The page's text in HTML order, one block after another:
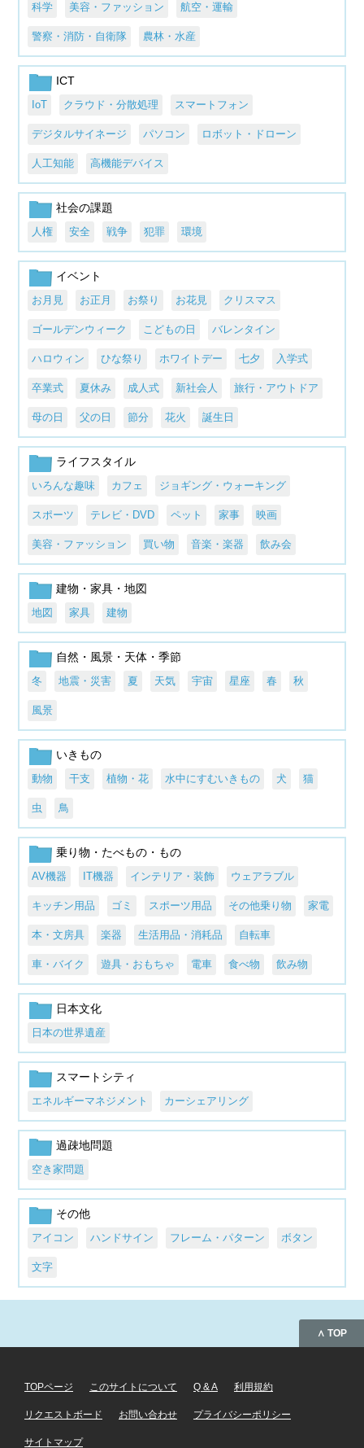
科学 美容・ファッション 航空・運輸
警察・消防・自衛隊 農林・水産
ICT
IoT クラウド・分散処理 スマートフォン
デジタルサイネージ パソコン ロボット・ドローン
人工知能 高機能デバイス
社会の課題
人権 安全 戦争 犯罪 環境
イベント
お月見 お正月 お祭り お花見 クリスマス
ゴールデンウィーク こどもの日 バレンタイン
ハロウィン ひな祭り ホワイトデー 七夕 入学式
卒業式 夏休み 成人式 新社会人 旅行・アウトドア
母の日 父の日 節分 花火 誕生日
ライフスタイル
いろんな趣味 カフェ ジョギング・ウォーキング
スポーツ テレビ・DVD ペット 家事 映画
美容・ファッション 買い物 音楽・楽器 飲み会
建物・家具・地図
地図 家具 建物
自然・風景・天体・季節
冬 地震・災害 夏 天気 宇宙 星座 春 秋
風景
いきもの
動物 干支 植物・花 水中にすむいきもの 犬 猫
虫 鳥
乗り物・たべもの・もの
AV機器 IT機器 インテリア・装飾 ウェアラブル
キッチン用品 ゴミ スポーツ用品 その他乗り物 家電
本・文房具 楽器 生活用品・消耗品 自転車
車・バイク 遊具・おもちゃ 電車 食べ物 飲み物
日本文化
日本の世界遺産
スマートシティ
エネルギーマネジメント カーシェアリング
過疎地問題
空き家問題
その他
アイコン ハンドサイン フレーム・パターン ボタン
文字
∧ TOP
TOPページ このサイトについて Q & A 利用規約
リクエストボード お問い合わせ プライバシーポリシー
サイトマップ